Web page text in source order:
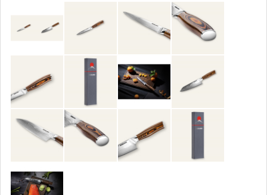
Kapesní
Turistické
Speciální
Nože s pevnou čepelí
Taktické 8